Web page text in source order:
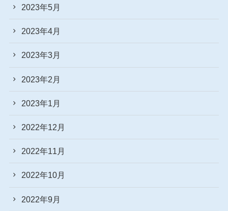
2023年5月
2023年4月
2023年3月
2023年2月
2023年1月
2022年12月
2022年11月
2022年10月
2022年9月